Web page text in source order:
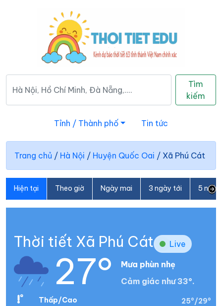
Tìm
kiếm
Tỉnh / Thành phố Tin tức
Trang chủ / Hà Nội / Huyện Quốc Oai / Xã Phú Cát
Hiện tại Theo giờ Ngày mai 3 ngày tới 5
Thời tiết Xã Phú Cát Live
27°
Mưa phùn nhẹ
Cảm giác như 33°.
Thấp/Cao
25°/29°